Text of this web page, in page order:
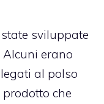
sviluppate
Alcuni erano
al polso
che